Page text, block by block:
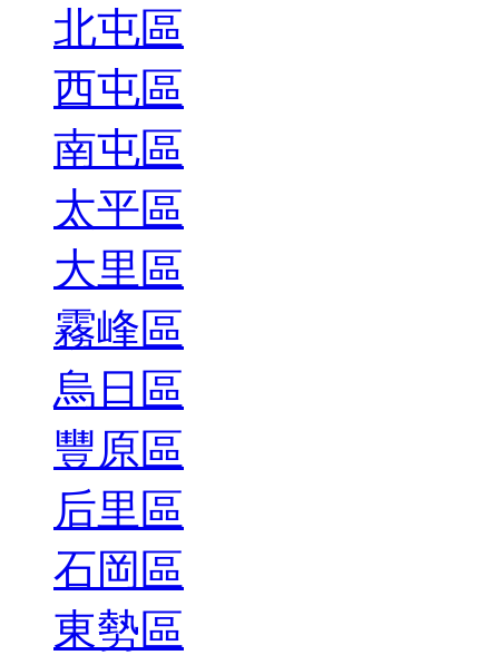
北屯區
西屯區
南屯區
太平區
大里區
霧峰區
烏日區
豐原區
后里區
石岡區
東勢區